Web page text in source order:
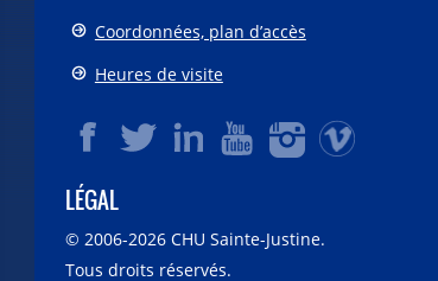
Coordonnées, plan d’accès
Heures de visite
LÉGAL
© 2006-2026CHU Sainte-Justine.
Tous droits réservés.